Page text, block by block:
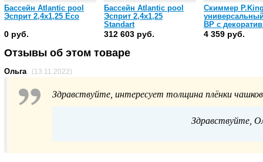
Бассейн Atlantic pool
Эсприт 2,4х1,25 Eco
0 руб.
Бассейн Atlantic pool
Эсприт 2,4х1,25
Standart
312 603 руб.
Скиммер
ВР c
рамкой и
(PAWS611)
4 359 руб.
Отзывы об этом товаре
Ольга (13.11.2022)
Здравствуйте, интересует толщина плёнки
Здравствуйте,